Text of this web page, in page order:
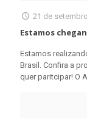
21 de
Estamos
Estamos
Brasil. Confira a
quer paritcipar! O